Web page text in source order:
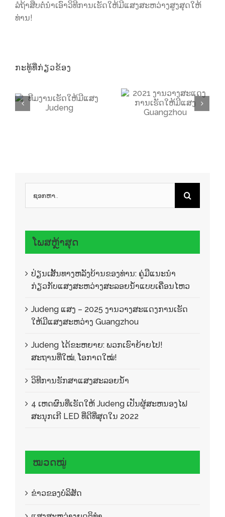
ລໍຖ້າສືບຕໍ່ນໍາເອົາວິທີການເຮັດໃຫ້ມີແສງສະຫວ່າງສູງສຸດໃຫ້
ທ່ານ!
ກະທູ້ທີ່ກ່ຽວຂ້ອງ
ຫາ:
ໂພສຫຼ້າສຸດ
ປ່ຽນເສັ້ນທາງຫລັງບ້ານຂອງທ່ານ: ຄູ່ມືແນະນໍາ
ກ່ຽວກັບແສງສະຫວ່າງສະລອຍນໍ້າແບບເຄື່ອນໄຫວ
Judeng ແສງ – 2025 ງານວາງສະແດງການເຮັດ
ໃຫ້ມີແສງສະຫວ່າງ Guangzhou
Judeng ໄດ້ຂະຫຍາຍ: ພວກເຮົາຍ້າຍໄປ!
ສະຖານທີ່ໃໝ່, ໂອກາດໃໝ່!
ວິທີການຮັກສາແສງສະລອຍນ້ໍາ
4 ເຫດຜົນທີ່ເຮັດໃຫ້ Judeng ເປັນຜູ້ສະຫນອງໄຟ
ສະນຸກເກີ LED ທີ່ດີທີ່ສຸດໃນ 2022
ໝວດໝູ່
ຂ່າວຂອງບໍລິສັດ